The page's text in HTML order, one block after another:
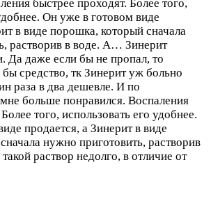
быстрее проходят. Более того,
Он уже в готовом виде
в виде порошка, который сначала
растворив в воде. А… Зинерит
Да даже если бы не пропал, то
средство, тк Зинерит уж больно
раза в два дешевле. И по
больше понравился. Воспаления
того, использовать его удобнее.
продается, а Зинерит в виде
нужно приготовить, растворив
раствор недолго, в отличие от